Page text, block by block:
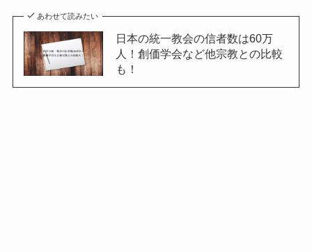
あわせて読みたい
日本の統一教会の信者数は60万
人！創価学会など他宗教との比較
も！